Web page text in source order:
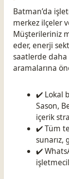
Batman’da
merkez ilçeler
Müşterileriniz
eder, enerji
saatlerde daha
aramalarına
✔️ Lokal
Sason,
içerik
✔️ Tüm
sunarız,
✔️